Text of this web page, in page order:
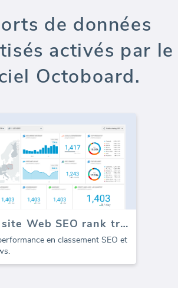
de données
activés par le
Octoboard.
Blog et site Web SEO rank tracker
en classement SEO et